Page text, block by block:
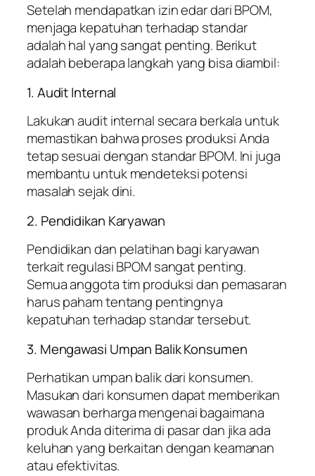
Setelah mendapatkan izin edar dari BPOM,
menjaga kepatuhan terhadap standar
adalah hal yang sangat penting. Berikut
adalah beberapa langkah yang bisa diambil:
1. Audit Internal
Lakukan audit internal secara berkala untuk
memastikan bahwa proses produksi Anda
tetap sesuai dengan standar BPOM. Ini juga
membantu untuk mendeteksi potensi
masalah sejak dini.
2. Pendidikan Karyawan
Pendidikan dan pelatihan bagi karyawan
terkait regulasi BPOM sangat penting.
Semua anggota tim produksi dan pemasaran
harus paham tentang pentingnya
kepatuhan terhadap standar tersebut.
3. Mengawasi Umpan Balik Konsumen
Perhatikan umpan balik dari konsumen.
Masukan dari konsumen dapat memberikan
wawasan berharga mengenai bagaimana
produk Anda diterima di pasar dan jika ada
keluhan yang berkaitan dengan keamanan
atau efektivitas.